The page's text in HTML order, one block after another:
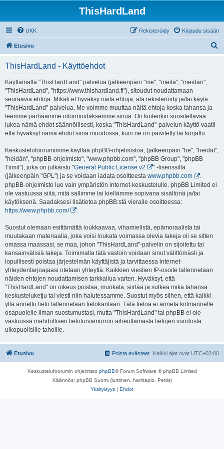
ThisHardLand
UKK Kirjaudu sisään
Rekisteröidy
Etusivu
ThisHardLand - Käyttöehdot
Käyttämällä "ThisHardLand" palvelua (jälkeenpäin "me", "meitä", "meidän",
"ThisHardLand", "https://www.thishardland.fi"), sitoudut noudattamaan
seuraavia ehtoja. Mikäli et hyväksy näitä ehtoja, älä rekisteröidy ja/tai käytä
"ThisHardLand"-palvelua. Me voimme muuttaa näitä ehtoja koska tahansa ja
teemme parhaamme informoidaksemme sinua. On kuitenkin suositeltavaa
lukea nämä ehdot säännöllisesti, koska "ThisHardLand"-palvelun käyttö vaatii
että hyväksyt nämä ehdot siinä muodossa, kuin ne on päivitetty tai korjattu.
Keskustelufoorumimme käyttää phpBB-ohjelmistoa, (jälkeenpäin "he", "heidät",
"heidän", "phpBB-ohjelmisto", "www.phpbb.com", "phpBB Group", "phpBB
Tiimit"), joka on julkaistu "General Public License v2
" -lisenssillä
(jälkeenpäin "GPL") ja se voidaan ladata osoitteesta www.phpbb.com
.
phpBB-ohjelmisto luo vain ympäristön internet-keskustelulle. phpBB Limited ei
ole vastuussa siitä, mitä sallimme tai kiellämme sopivana sisältönä ja/tai
käytöksenä. Saadaksesi lisätietoa phpBB:stä vieraile osoitteessa:
https://www.phpbb.com/
Suostut olemaan esittämättä loukkaavaa, vihamielistä, epämoraalista tai
muutakaan materiaalia, joka voisi loukata voimassa olevia lakeja oli se sitten
omassa maassasi, se maa, johon "ThisHardLand"-palvelin on sijoitettu tai
kansainvälisiä lakeja. Toimimalla tätä vastoin voidaan sinut välittömästi ja
lopullisesti poistaa järjestelmän käyttäjistä ja tarvittaessa internet-
yhteydentarjoajaasi otetaan yhteyttä. Kaikkien viestien IP-osoite tallennetaan
näiden ehtojen noudattamisen tarkkailua varten. Hyväksyt, että
"ThisHardLand" on oikeus poistaa, muokata, siirtää ja sulkea mikä tahansa
keskusteluketju tai viesti niin halutessamme. Suostut myös siihen, että kaikki
yllä annettu tieto tallennetaan tietokantaan. Tätä tietoa ei anneta kolmannelle
osapuolelle ilman suostumustasi, mutta "ThisHardLand" tai phpBB ei ole
vastuussa mahdollisen tietoturvamurron aiheuttamasta tietojen vuodosta
ulkopuolisille tahoille.
Etusivu Kaikki ajat ovat UTC+03:00
Poista evästeet
Keskustelufoorumin ohjelmisto phpBB® Forum Software © phpBB Limited
Käännös: phpBB Suomi (lurttinen, harritapio, Pettis)
Yksityisyys | Ehdot